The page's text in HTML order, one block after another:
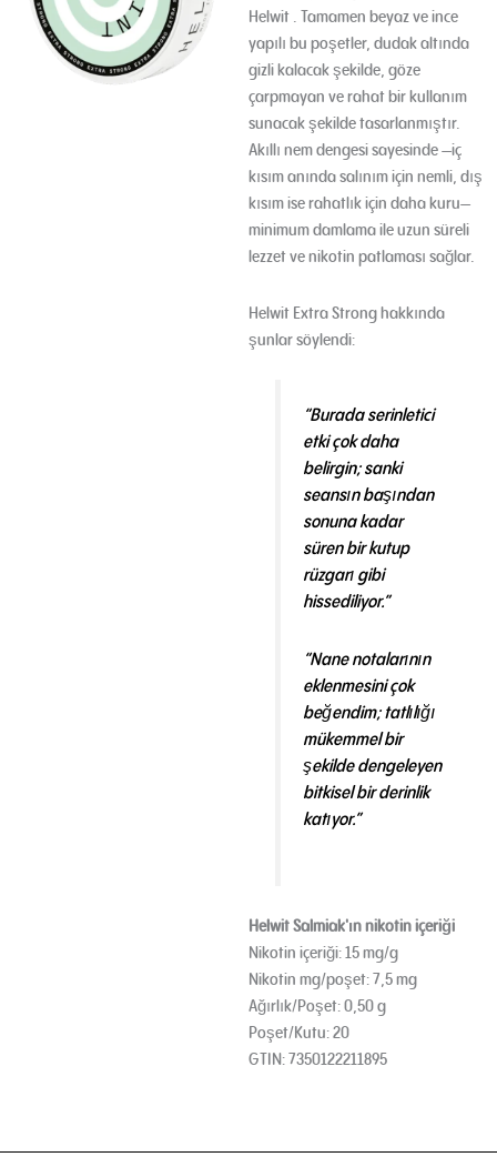
Helwit . Tamamen beyaz ve ince
yapılı bu poşetler, dudak altında
gizli kalacak şekilde, göze
çarpmayan ve rahat bir kullanım
sunacak şekilde tasarlanmıştır.
Akıllı nem dengesi sayesinde —iç
kısım anında salınım için nemli, dış
kısım ise rahatlık için daha kuru—
minimum damlama ile uzun süreli
lezzet ve nikotin patlaması sağlar.
Helwit Extra Strong hakkında
şunlar söylendi:
“Burada serinletici
etki çok daha
belirgin; sanki
seansın başından
sonuna kadar
süren bir kutup
rüzgarı gibi
hissediliyor.”
“Nane notalarının
eklenmesini çok
beğendim; tatlılığı
mükemmel bir
şekilde dengeleyen
bitkisel bir derinlik
katıyor.”
Helwit Salmiak'ın nikotin içeriği
Nikotin içeriği: 15 mg/g
Nikotin mg/poşet: 7,5 mg
Ağırlık/Poşet: 0,50 g
Poşet/Kutu: 20
GTIN: 7350122211895